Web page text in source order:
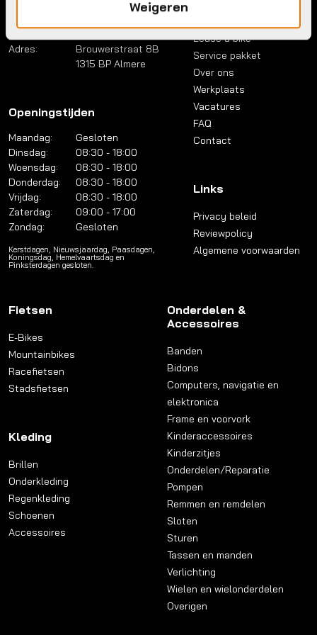
Weigeren
Adres:
Brouwerstraat 8B
1315 BP Almere
Openingstijden
Maandag:
Gesloten
Dinsdag:
08:30 - 18:00
Woensdag:
08:30 - 18:00
Donderdag:
08:30 - 18:00
Vrijdag:
08:30 - 18:00
Zaterdag:
09:00 - 17:00
Zondag:
Gesloten
Kerstdagen, Nieuwsjaardag, Paasdagen,
Koningsdag, Hemelvaartsdag en
Pinksterdagen gesloten.
Lease a bike
Service pakket
Over ons
Werkplaats
Vacatures
FAQ
Contact
Links
Privacy beleid
Reviewpolicy
Algemene voorwaarden
Fietsen
E-Bikes
Mountainbikes
Racefietsen
Stadsfietsen
Kleding
Brillen
Onderkleding
Regenkleding
Schoenen
Accessoires
Onderdelen &
Accessoires
Banden
Bidons
Computers, navigatie en
elektronica
Frame en voorvork
Kinderaccessoires
Kinderzitjes
Onderdelen/Reparatie
Pompen
Remmen en remdelen
Sloten
Sturen
Tassen en manden
Verlichting
Wielen en wielonderdelen
Overigen